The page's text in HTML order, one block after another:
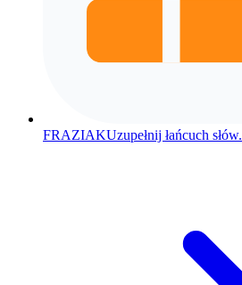
FRAZIAKUzupełnij łańcuch słów.